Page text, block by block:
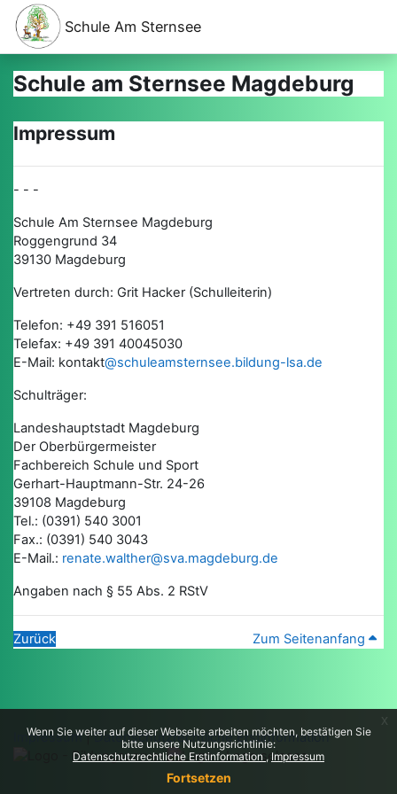
Zum Hauptinhalt
Wenn Sie weiter auf dieser Webseite arbeiten möchten, bestätigen Sie
bitte unsere Nutzungsrichtlinie:
Datenschutzrechtliche Erstinformation
Impressum
Fortsetzen
x
Schule Am Sternsee
Schule am Sternsee Magdeburg
Impressum
- - -
Schule Am Sternsee Magdeburg
Roggengrund 34
39130 Magdeburg
Vertreten durch: Grit Hacker (Schulleiterin)
Telefon: +49 391 516051
Telefax: +49 391 40045030
E-Mail: kontakt@schuleamsternsee.bildung-lsa.de
Schulträger:
Landeshauptstadt Magdeburg
Der Oberbürgermeister
Fachbereich Schule und Sport
Gerhart-Hauptmann-Str. 24-26
39108 Magdeburg
Tel.: (0391) 540 3001
Fax.: (0391) 540 3043
E-Mail.: renate.walther@sva.magdeburg.de
Angaben nach § 55 Abs. 2 RStV
Zurück Zum Seitenanfang
Impressum|Datenschutzrechtliche Erstinformation